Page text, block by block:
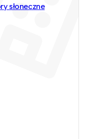
słoneczne